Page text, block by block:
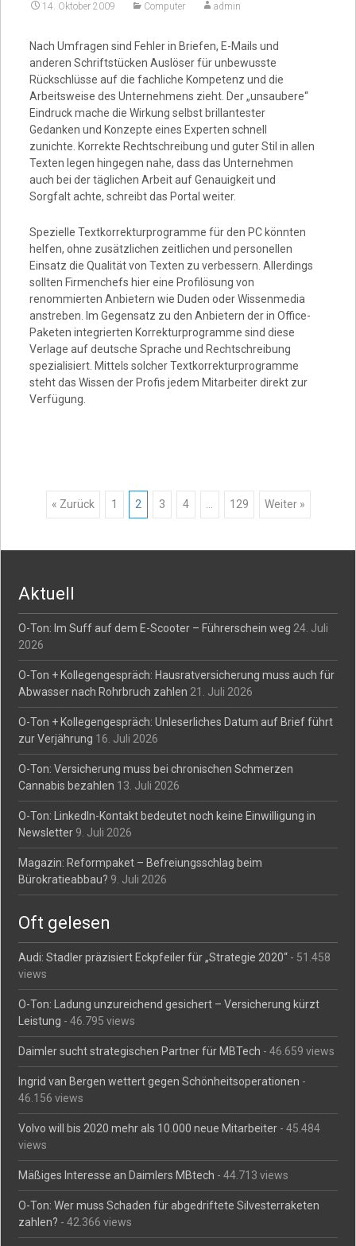
14. Oktober 2009 Computer admin
Nach Umfragen sind Fehler in Briefen, E-Mails und
anderen Schriftstücken Auslöser für unbewusste
Rückschlüsse auf die fachliche Kompetenz und die
Arbeitsweise des Unternehmens zieht. Der „unsaubere“
Eindruck mache die Wirkung selbst brillantester
Gedanken und Konzepte eines Experten schnell
zunichte. Korrekte Rechtschreibung und guter Stil in allen
Texten legen hingegen nahe, dass das Unternehmen
auch bei der täglichen Arbeit auf Genauigkeit und
Sorgfalt achte, schreibt das Portal weiter.
Spezielle Textkorrekturprogramme für den PC könnten
helfen, ohne zusätzlichen zeitlichen und personellen
Einsatz die Qualität von Texten zu verbessern. Allerdings
sollten Firmenchefs hier eine Profilösung von
renommierten Anbietern wie Duden oder Wissenmedia
anstreben. Im Gegensatz zu den Anbietern der in Office-
Paketen integrierten Korrekturprogramme sind diese
Verlage auf deutsche Sprache und Rechtschreibung
spezialisiert. Mittels solcher Textkorrekturprogramme
steht das Wissen der Profis jedem Mitarbeiter direkt zur
Verfügung.
Posts
navigation
« Zurück 1 2 3 4 129 Weiter »
Aktuell
O-Ton: Im Suff auf dem E-Scooter – Führerschein weg 24. Juli
2026
O-Ton + Kollegengespräch: Hausratversicherung muss auch für
Abwasser nach Rohrbruch zahlen 21. Juli 2026
O-Ton + Kollegengespräch: Unleserliches Datum auf Brief führt
zur Verjährung 16. Juli 2026
O-Ton: Versicherung muss bei chronischen Schmerzen
Cannabis bezahlen 13. Juli 2026
O-Ton: LinkedIn-Kontakt bedeutet noch keine Einwilligung in
Newsletter 9. Juli 2026
Magazin: Reformpaket – Befreiungsschlag beim
Bürokratieabbau? 9. Juli 2026
Oft gelesen
Audi: Stadler präzisiert Eckpfeiler für „Strategie 2020“ - 51.458
views
O-Ton: Ladung unzureichend gesichert – Versicherung kürzt
Leistung - 46.795 views
Daimler sucht strategischen Partner für MBTech - 46.659 views
Ingrid van Bergen wettert gegen Schönheitsoperationen -
46.156 views
Volvo will bis 2020 mehr als 10.000 neue Mitarbeiter - 45.484
views
Mäßiges Interesse an Daimlers MBtech - 44.713 views
O-Ton: Wer muss Schaden für abgedriftete Silvesterraketen
zahlen? - 42.366 views